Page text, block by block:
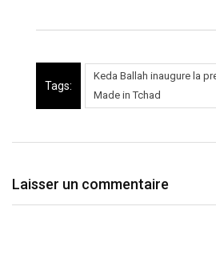
Tags:
Keda Ballah inaugure la
Made in Tchad
Laisser un commentaire